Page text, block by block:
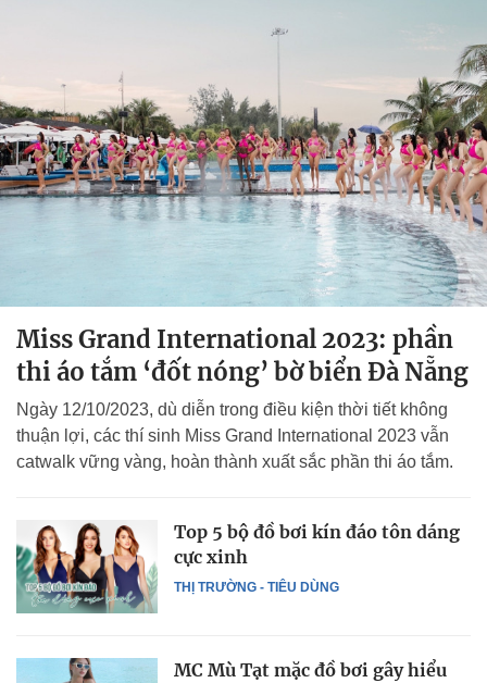
Miss Grand International 2023: phần
thi áo tắm ‘đốt nóng’ bờ biển Đà Nẵng
Ngày 12/10/2023, dù diễn trong điều kiện thời tiết không
thuận lợi, các thí sinh Miss Grand International 2023 vẫn
catwalk vững vàng, hoàn thành xuất sắc phần thi áo tắm.
THỊ TRƯỜNG - TIÊU DÙNG
Top 5 bộ đồ bơi kín đáo tôn dáng
cực xinh
MC Mù Tạt mặc đồ bơi gây hiểu